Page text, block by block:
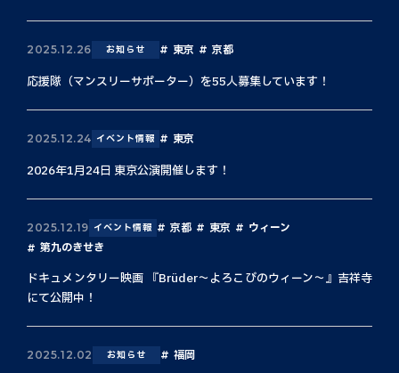
2025.12.26 お知らせ 東京 京都
応援隊（マンスリーサポーター）を55人募集しています！
2025.12.24 イベント情報 東京
2026年1月24日 東京公演開催します！
2025.12.19 イベント情報 京都 東京
ウィーン
第九のきせき
ドキュメンタリー映画 『Brüder〜よろこびのウィーン〜』吉祥寺
にて公開中！
2025.12.02 お知らせ 福岡